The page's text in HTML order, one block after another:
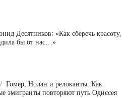
Десятников: «Как сберечь красоту,
бы от нас…»
Гомер, Нолан и релоканты. Как
эмигранты повторяют путь Одиссея